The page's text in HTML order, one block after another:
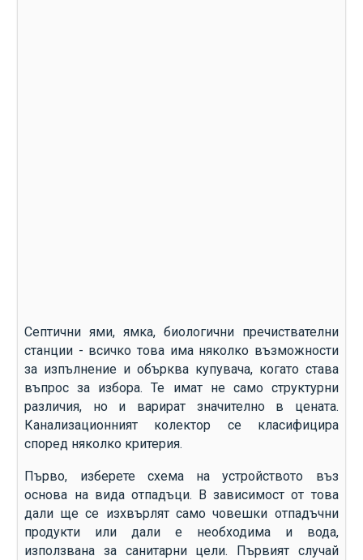
Септични ями, ямка, биологични пречиствателни
станции - всичко това има няколко възможности
за изпълнение и обърква купувача, когато става
въпрос за избора. Те имат не само структурни
различия, но и варират значително в цената.
Канализационният колектор се класифицира
според няколко критерия.
Първо, изберете схема на устройството въз
основа на вида отпадъци. В зависимост от това
дали ще се изхвърлят само човешки отпадъчни
продукти или дали е необходима и вода,
използвана за санитарни цели. Първият случай